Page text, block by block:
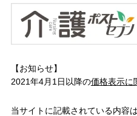
【お知らせ】
2021年4月1日以降の価格表示に
当サイトに記載されている内容